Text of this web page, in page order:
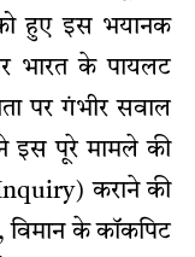
हुए इस भयानक
भारत के पायलट
पर गंभीर सवाल
इस पूरे मामले की
कराने की
के कॉकपिट